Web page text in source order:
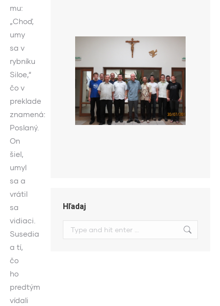
mu:
„Choď,
umy
sa v
rybníku
Siloe,“
čo v
preklade
znamená:
Poslaný.
On
šiel,
umyl
sa a
vrátil
sa
vidiaci.
Susedia
a tí,
čo
ho
predtým
vídali
Hľadaj
Search: